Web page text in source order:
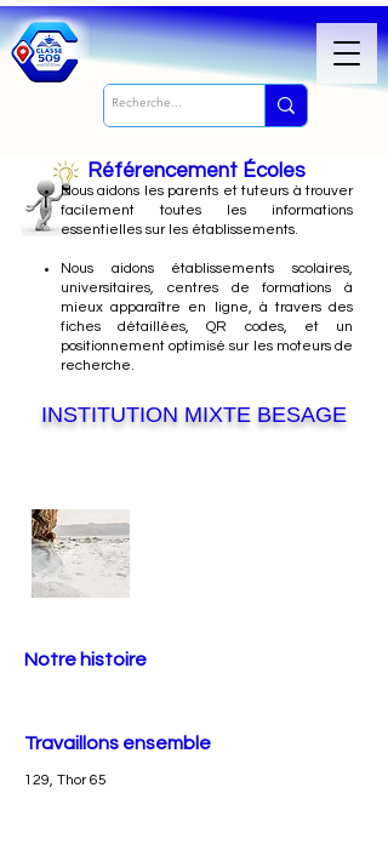
Référencement Écoles
Nousaidons les parents et tuteurs à trouver
facilement toutes les informations
essentielles sur les établissements.
Nous aidons établissements scolaires,
universitaires, centres de formations à
mieux apparaître en ligne, à travers des
fiches détaillées, QR codes, et un
positionnement optimisé sur les moteurs de
recherche.
INSTITUTION MIXTE BESAGE
Notre histoire
Travaillons ensemble
129, Thor 65